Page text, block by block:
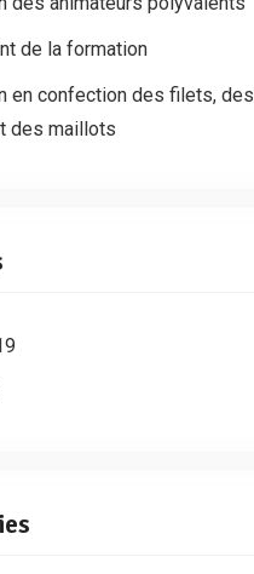
de la formation
en confection des filets, des
des maillots